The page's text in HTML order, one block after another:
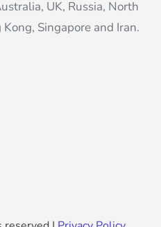
UK, Russia, North
Singapore and Iran.